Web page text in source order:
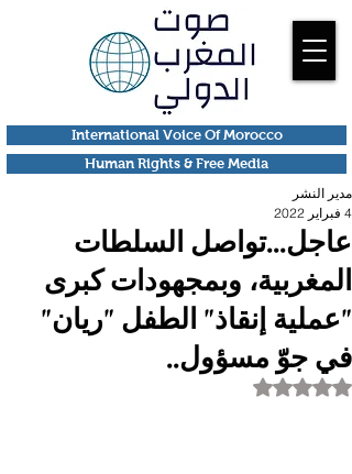
Human Rights & Free Media
International Voice Of Morocco
عاجل...تواصل السلطات
المغربية، وبمجهودات كبرى
"عملية إنقاذ" الطفل "ريان"
في جوّ مسؤول..
مدير النشر
4 فبراير 2022
تم التقييم بـ ليس رقمًا من أصل 5 نجوم.